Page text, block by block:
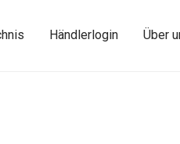
Händlerlogin Über